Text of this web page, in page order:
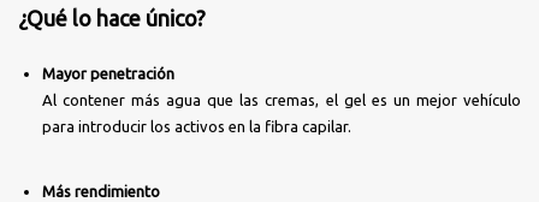
¿Qué lo hace único?
Mayor penetración
Al contener más agua que las cremas, el gel es un mejor vehículo
para introducir los activos en la fibra capilar.
Más rendimiento